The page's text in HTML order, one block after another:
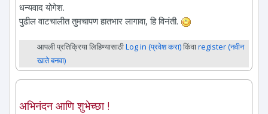
धन्यवाद योगेश.
पुढील वाटचालीत तुमचापण हातभार लागावा, हि विनंती.
आपली प्रतिक्रिया लिहिण्यासाठीLog in (प्रवेश करा)किंवाregister (नवीन
खाते बनवा)
अभिनंदन आणि शुभेच्छा !